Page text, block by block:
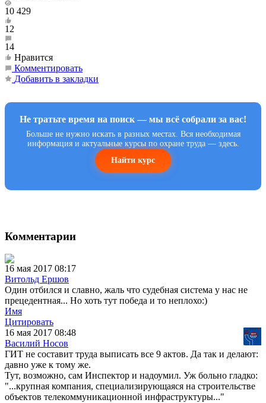
10 429
12
14
Нравится
Комментировать
Добавить в закладки
Не тратьте время на поиск — мы всё собрали за вас!
Больше не нужно искать в разных местах. Вся необходимая
информация и актуальные курсы по охране труда — здесь.
Найти курс
Комментарии
16 мая 2017 08:17
Витольд Ершов
Один отбился и славно, жаль что судебная система у нас не
прецедентная... Но хоть тут победа и то неплохо:)
Имя
Цитировать
16 мая 2017 08:48
Василий Носов
ГИТ не составит труда выписать все 9 актов. Да так и делают:
давно уже к тому же.
Тут, возможно, сам Инспектор и надоумил. Уж больно гладко:
"...крупная компания, специализирующаяся на строительстве
объектов телекоммуникационной инфраструктуры..."